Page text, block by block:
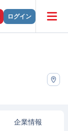
ログイン
企業情報